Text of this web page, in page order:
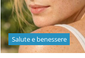
Salute e benessere